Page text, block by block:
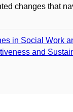
changes that
in Social Work
and